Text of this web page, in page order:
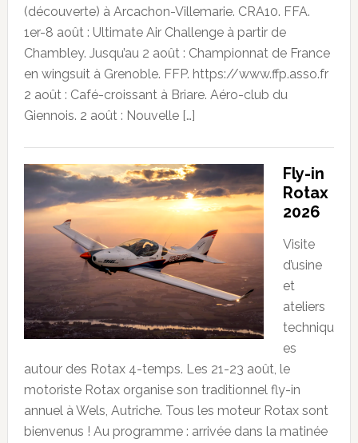
(découverte) à Arcachon-Villemarie. CRA10. FFA.
1er-8 août : Ultimate Air Challenge à partir de
Chambley. Jusqu’au 2 août : Championnat de France
en wingsuit à Grenoble. FFP. https://www.ffp.asso.fr
2 août : Café-croissant à Briare. Aéro-club du
Giennois. 2 août : Nouvelle […]
Fly-in
Rotax
2026
Visite
d’usine
et
ateliers
techniqu
es
autour des Rotax 4-temps. Les 21-23 août, le
motoriste Rotax organise son traditionnel fly-in
annuel à Wels, Autriche. Tous les moteur Rotax sont
bienvenus ! Au programme : arrivée dans la matinée